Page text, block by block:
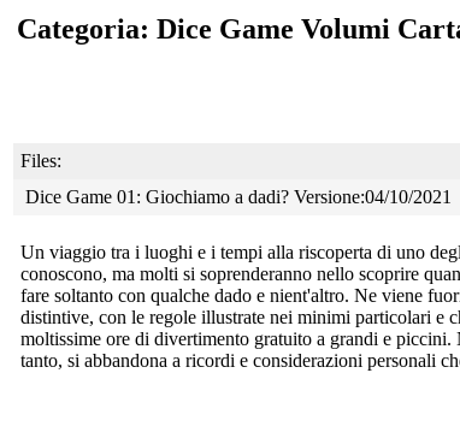
Categoria: Dice Game Volumi
Files:
Dice Game 01: Giochiamo a dadi? Versione:04/10/2021
Un viaggio tra i luoghi e i tempi alla riscoperta di uno
conoscono, ma molti si soprenderanno nello scoprire
fare soltanto con qualche dado e nient'altro. Ne viene
distintive, con le regole illustrate nei minimi particolari e
moltissime ore di divertimento gratuito a grandi e
tanto, si abbandona a ricordi e considerazioni personali